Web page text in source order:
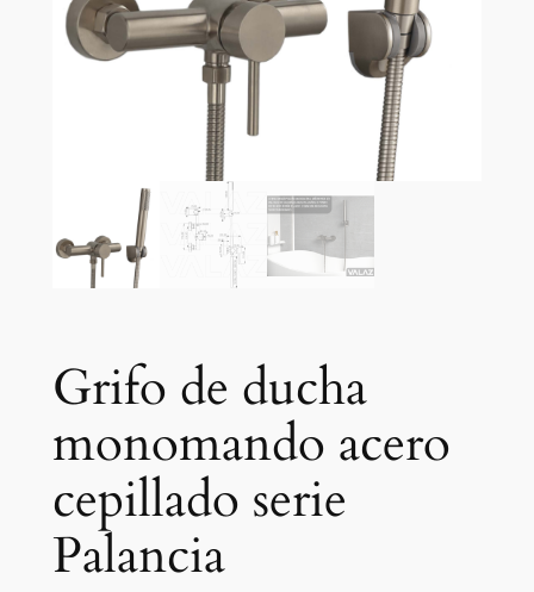
Grifo de ducha
monomando acero
cepillado serie
Palancia